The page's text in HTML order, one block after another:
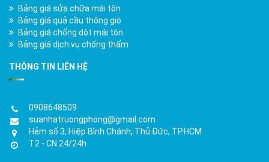
Bảng giá sửa chữa mái tôn
Bảng giá quả cầu thông gió
Bảng giá chống dột mái tôn
Bảng giá dịch vụ chống thấm
THÔNG TIN LIÊN HỆ
0908648509
suanhatruongphong@gmail.com
Hẻm số 3, Hiệp Bình Chánh, Thủ Đức, TP.HCM
T2 - CN 24/24h